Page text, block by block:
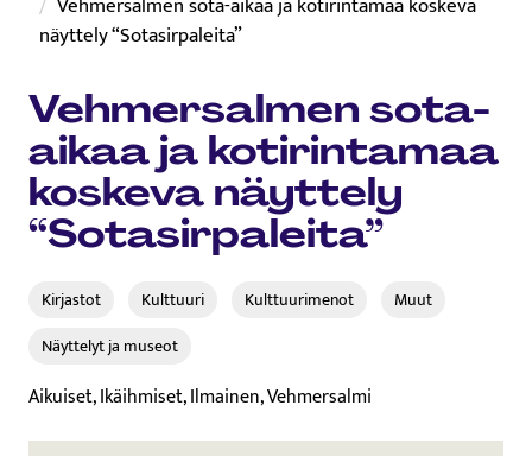
näyttely “Sotasirpaleita”
Vehmersalmen sota-
aikaa ja kotirintamaa
koskeva näyttely
“Sotasirpaleita”
Kirjastot Kulttuuri Kulttuurimenot
Muut
Näyttelyt ja museot
Aikuiset, Ikäihmiset, Ilmainen, Vehmersalmi